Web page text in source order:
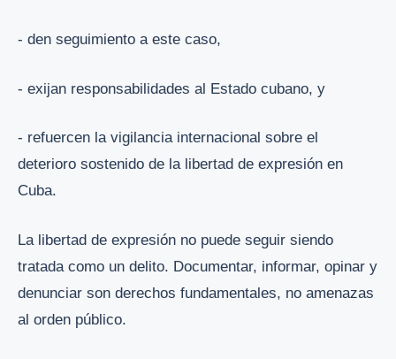
- den seguimiento a este caso,
- exijan responsabilidades al Estado cubano, y
- refuercen la vigilancia internacional sobre el
deterioro sostenido de la libertad de expresión en
Cuba.
La libertad de expresión no puede seguir siendo
tratada como un delito. Documentar, informar, opinar y
denunciar son derechos fundamentales, no amenazas
al orden público.